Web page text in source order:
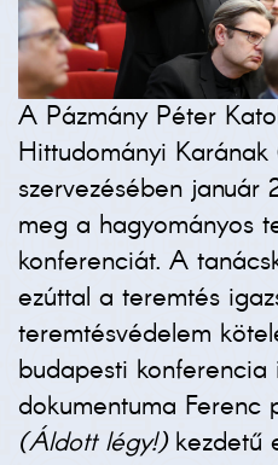
A Pázmány Péter
Hittudományi
szervezésében
meg a hagyományos
konferenciát. A
ezúttal a teremtés
teremtésvédelem
budapesti konferencia
dokumentuma Ferenc
(Áldott légy!)kezdetű